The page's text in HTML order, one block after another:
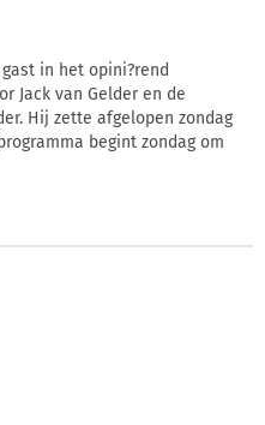
in het opini?rend
Jack van Gelder en de
Hij zette afgelopen zondag
begint zondag om